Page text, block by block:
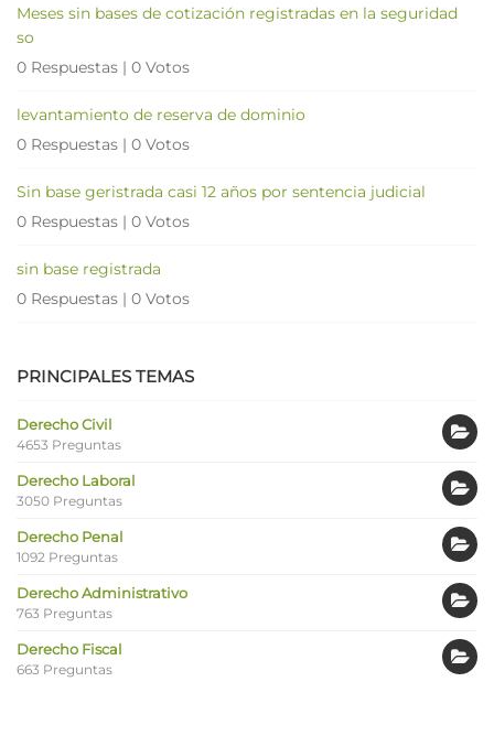
Meses sin bases de cotización registradas en la seguridad
so
0 Respuestas | 0 Votos
levantamiento de reserva de dominio
0 Respuestas | 0 Votos
Sin base geristrada casi 12 años por sentencia judicial
0 Respuestas | 0 Votos
sin base registrada
0 Respuestas | 0 Votos
PRINCIPALES TEMAS
Derecho Civil
4653 Preguntas
Derecho Laboral
3050 Preguntas
Derecho Penal
1092 Preguntas
Derecho Administrativo
763 Preguntas
Derecho Fiscal
663 Preguntas